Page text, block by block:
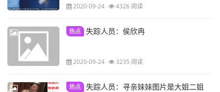
2020-09-24 4326 阅读
热点 失踪人员：侯欣冉
2020-09-24 3235 阅读
热点 失踪人员：寻亲妹妹图片是大姐二姐